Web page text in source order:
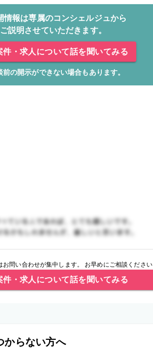
情報は専属のコンシェルジュから
ご説明させていただきます。
件・求人について話を聞いてみる
の開示ができない場合もあります。
問い合わせが集中します。 お早めにご相談ください
件・求人について話を聞いてみる
からない方へ